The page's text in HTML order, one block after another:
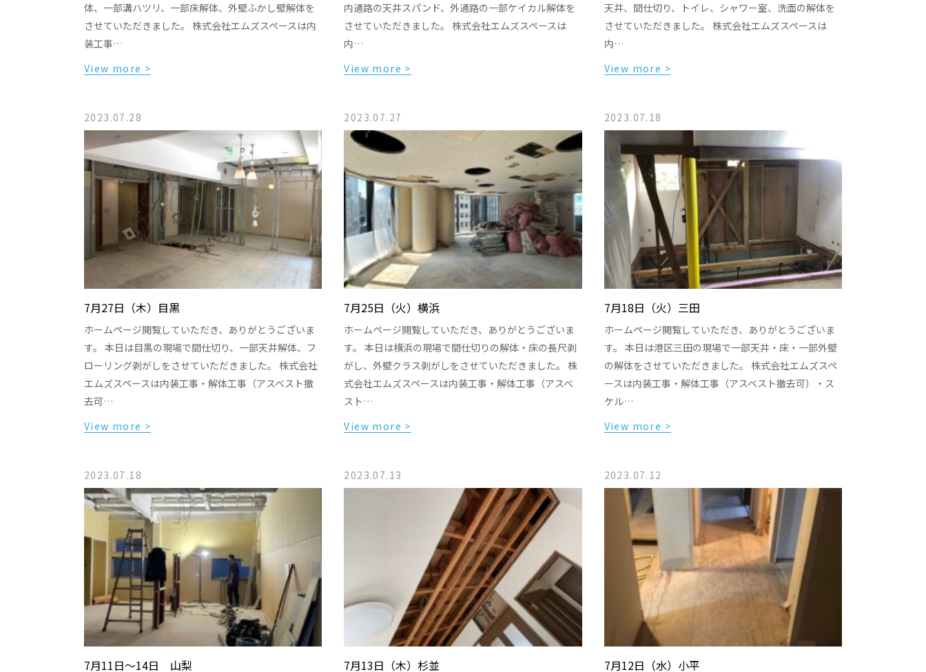
体、一部溝ハツリ、一部床解体、外壁ふかし壁解体を
させていただきました。 株式会社エムズスペースは内
装工事…
View more >
内通路の天井スパンド、外通路の一部ケイカル解体を
させていただきました。 株式会社エムズスペースは
内…
View more >
天井、間仕切り、トイレ、シャワー室、洗面の解体を
させていただきました。 株式会社エムズスペースは
内…
View more >
2023.07.28
7月27日（木）目黒
ホームページ閲覧していただき、ありがとうございま
す。 本日は目黒の現場で間仕切り、一部天井解体、フ
ローリング剥がしをさせていただきました。 株式会社
エムズスペースは内装工事・解体工事（アスベスト撤
去可…
View more >
2023.07.27
7月25日（火）横浜
ホームページ閲覧していただき、ありがとうございま
す。 本日は横浜の現場で間仕切りの解体・床の長尺剥
がし、外壁クラス剥がしをさせていただきました。 株
式会社エムズスペースは内装工事・解体工事（アスベ
スト…
View more >
2023.07.18
7月18日（火）三田
ホームページ閲覧していただき、ありがとうございま
す。 本日は港区三田の現場で一部天井・床・一部外壁
の解体をさせていただきました。 株式会社エムズスペ
ースは内装工事・解体工事（アスベスト撤去可）・ス
ケル…
View more >
2023.07.18
7月11日〜14日 山梨
2023.07.13
7月13日（木）杉並
2023.07.12
7月12日（水）小平